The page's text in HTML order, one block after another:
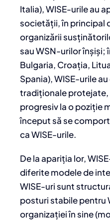
Italia), WISE-urile au
societății, în principal
organizării
sau WSN-urilor înșiși;
Bulgaria, Croația,
Spania), WISE-urile
tradiționale protejate,
progresiv la o poziție
început să se
ca WISE-urile.
De la apariția lor,
diferite modele de
WISE-uri sunt
posturi stabile pentru
organizației în sine